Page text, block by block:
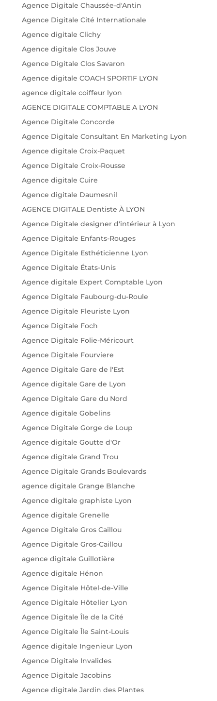
Agence Digitale Chaussée-d'Antin
Agence Digitale Cité Internationale
Agence digitale Clichy
Agence digitale Clos Jouve
Agence Digitale Clos Savaron
Agence digitale COACH SPORTIF LYON
agence digitale coiffeur lyon
AGENCE DIGITALE COMPTABLE A LYON
Agence Digitale Concorde
Agence Digitale Consultant En Marketing Lyon
Agence digitale Croix-Paquet
Agence Digitale Croix-Rousse
Agence digitale Cuire
Agence digitale Daumesnil
AGENCE DIGITALE Dentiste À LYON
Agence Digitale designer d'intérieur à Lyon
Agence Digitale Enfants-Rouges
Agence Digitale Esthéticienne Lyon
Agence Digitale États-Unis
Agence digitale Expert Comptable Lyon
Agence Digitale Faubourg-du-Roule
Agence Digitale Fleuriste Lyon
Agence Digitale Foch
Agence Digitale Folie-Méricourt
Agence Digitale Fourviere
Agence Digitale Gare de l'Est
Agence digitale Gare de Lyon
Agence Digitale Gare du Nord
Agence digitale Gobelins
Agence Digitale Gorge de Loup
Agence digitale Goutte d'Or
Agence digitale Grand Trou
Agence Digitale Grands Boulevards
agence digitale Grange Blanche
Agence digitale graphiste Lyon
Agence digitale Grenelle
Agence Digitale Gros Caillou
Agence Digitale Gros-Caillou
agence digitale Guillotière
Agence digitale Hénon
Agence Digitale Hôtel-de-Ville
Agence Digitale Hôtelier Lyon
Agence Digitale Île de la Cité
Agence Digitale Île Saint-Louis
Agence digitale Ingenieur Lyon
Agence Digitale Invalides
Agence Digitale Jacobins
Agence digitale Jardin des Plantes